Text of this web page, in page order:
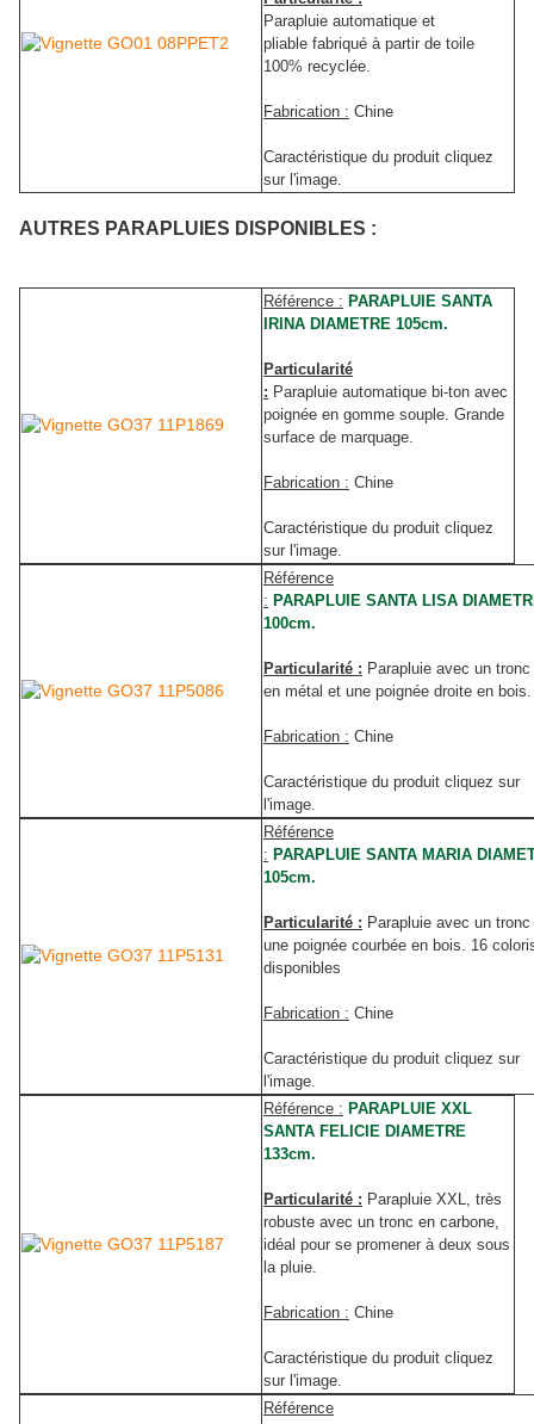
Parapluie automatique et
pliable fabriqué à partir de toile
100% recyclée.
Fabrication : Chine
Caractéristique du produit cliquez
sur l'image.
AUTRES PARAPLUIES DISPONIBLES :
Référence : PARAPLUIE SANTA
IRINA DIAMETRE 105cm.
Particularité
: Parapluie automatique bi-ton avec
poignée en gomme souple. Grande
surface de marquage.
Fabrication : Chine
Caractéristique du produit cliquez
sur l'image.
Référence
: PARAPLUIE SANTA LISA
100cm.
Particularité : Parapluie avec un tronc
en métal et une poignée droite en bois.
Fabrication : Chine
Caractéristique du produit cliquez sur
l'image.
Référence
: PARAPLUIE SANTA MARIA
105cm.
Particularité : Parapluie avec un
une poignée courbée en bois. 16
disponibles
Fabrication : Chine
Caractéristique du produit cliquez sur
l'image.
Référence : PARAPLUIE XXL
SANTA FELICIE DIAMETRE
133cm.
Particularité : Parapluie XXL, très
robuste avec un tronc en carbone,
idéal pour se promener à deux sous
la pluie.
Fabrication : Chine
Caractéristique du produit cliquez
sur l'image.
Référence